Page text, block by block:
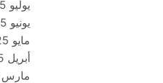
يوليو 2025
يونيو 2025
مايو 2025
أبريل 2025
مارس 2025